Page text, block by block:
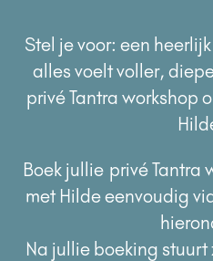
Stel je voor: een
alles voelt voller,
privé Tantra workshop
Boek jullie privé Tantra
met Hilde eenvoudig
Na jullie boeking